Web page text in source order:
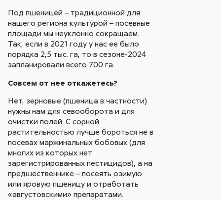
Под пшеницей – традиционной для
нашего региона культурой – посевные
площади мы неуклонно сокращаем.
Так, если в 2021 году у нас ее было
порядка 2,5 тыс. га, то в сезоне-2024
запланировали всего 700 га.
Совсем от нее откажетесь?
Нет, зерновые (пшеница в частности)
нужны нам для севооборота и для
очистки полей. С сорной
растительностью лучше бороться не в
посевах маржинальных бобовых (для
многих из которых нет
зарегистрированных пестицидов), а на
предшественнике – посеять озимую
или яровую пшеницу и отработать
«августовскими» препаратами.